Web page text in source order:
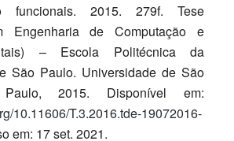
funcionais. 2015. 279f. Tese
Engenharia de Computação e
– Escola Politécnica da
São Paulo. Universidade de São
2015. Disponível em:
10.11606/T.3.2016.tde-19072016-
em: 17 set. 2021.